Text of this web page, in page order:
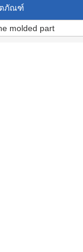
ภัณฑ์
molded part